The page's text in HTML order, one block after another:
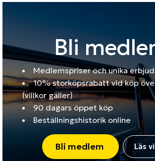
Bli
Medlemspriser och unika
10% storköpsrabatt vid köp
(villkor gäller)
90 dagars öppet köp
Beställningshistorik online
Bli medlem Läs